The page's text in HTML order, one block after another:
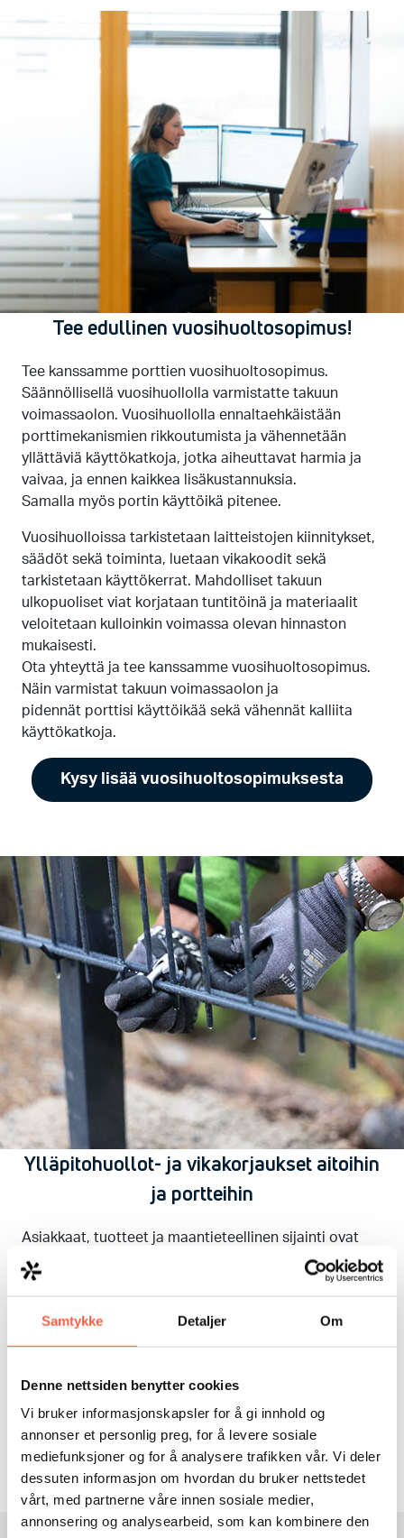
Samtykke Detaljer Om
Denne nettsiden benytter cookies
Vi bruker informasjonskapsler for å gi innhold og
annonser et personlig preg, for å levere sosiale
mediefunksjoner og for å analysere trafikken vår. Vi deler
dessuten informasjon om hvordan du bruker nettstedet
vårt, med partnerne våre innen sosiale medier,
annonsering og analysearbeid, som kan kombinere den
Tee edullinen vuosihuoltosopimus!
Tee kanssamme porttien vuosihuoltosopimus.
Säännöllisellä vuosihuollolla varmistatte takuun
voimassaolon. Vuosihuollolla ennaltaehkäistään
porttimekanismien rikkoutumista ja vähennetään
yllättäviä käyttökatkoja, jotka aiheuttavat harmia ja
vaivaa, ja ennen kaikkea lisäkustannuksia.
Samalla myös portin käyttöikä pitenee.
Vuosihuolloissa tarkistetaan laitteistojen kiinnitykset,
säädöt sekä toiminta, luetaan vikakoodit sekä
tarkistetaan käyttökerrat. Mahdolliset takuun
ulkopuoliset viat korjataan tuntitöinä ja materiaalit
veloitetaan kulloinkin voimassa olevan hinnaston
mukaisesti.
Ota yhteyttä ja tee kanssamme vuosihuoltosopimus.
Näin varmistat takuun voimassaolon ja
pidennät porttisi käyttöikää sekä vähennät kalliita
käyttökatkoja.
Kysy lisää vuosihuoltosopimuksesta
Ylläpitohuollot- ja vikakorjaukset aitoihin
ja portteihin
Asiakkaat, tuotteet ja maantieteellinen sijainti ovat
erilaisia, joten sovitamme palvelusopimusten sisällön
asiakkaidemme toiveiden ja tarpeiden mukaan. Esim.
sovittuna ajankohtana tuotannon seisausten
minimoimiseksi.
Tämä on usein paras vaihtoehto aluesuojausten
häiriöttömän toiminnan, ja laitteistojen
pitkäikäisyyden maksimoimisen kannalta. Kaikki työt
dokumentoidaan ja raportoidaan parhaan
mahdollisen toimintavalmiuden saavuttamiseksi.